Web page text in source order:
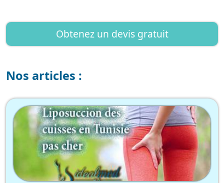
Obtenez un devis gratuit
Nos articles :